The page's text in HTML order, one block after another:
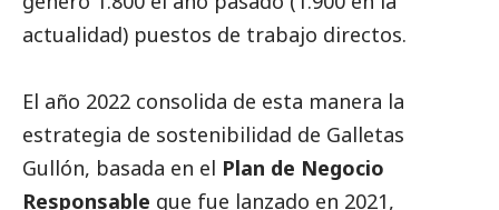
actualidad) puestos de trabajo directos.
El año 2022 consolida de esta manera la
estrategia de sostenibilidad de Galletas
Gullón, basada en el Plan de Negocio
Responsable que fue lanzado en 2021,